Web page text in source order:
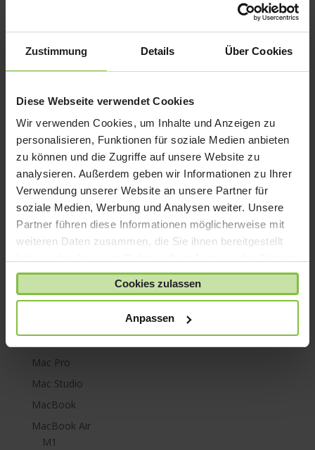
Zustimmung Details Über Cookies
Diese Webseite verwendet Cookies
Wir verwenden Cookies, um Inhalte und Anzeigen zu
personalisieren, Funktionen für soziale Medien anbieten
zu können und die Zugriffe auf unsere Website zu
analysieren. Außerdem geben wir Informationen zu Ihrer
Verwendung unserer Website an unsere Partner für
soziale Medien, Werbung und Analysen weiter. Unsere
Partner führen diese Informationen möglicherweise mit
weiteren Daten zusammen, die Sie ihnen bereitgestellt
gesammelt haben.
Cookies zulassen
Anpassen
iPad mini
iPhone 7
iPhone 8
iPhone SE
iPhone X
iPod nano
iPod shuffle
iPod touch
Kopfhörer
LaCie Rugged
Mac Pro
Mac Studio
MacBook
MacBook Air
M1